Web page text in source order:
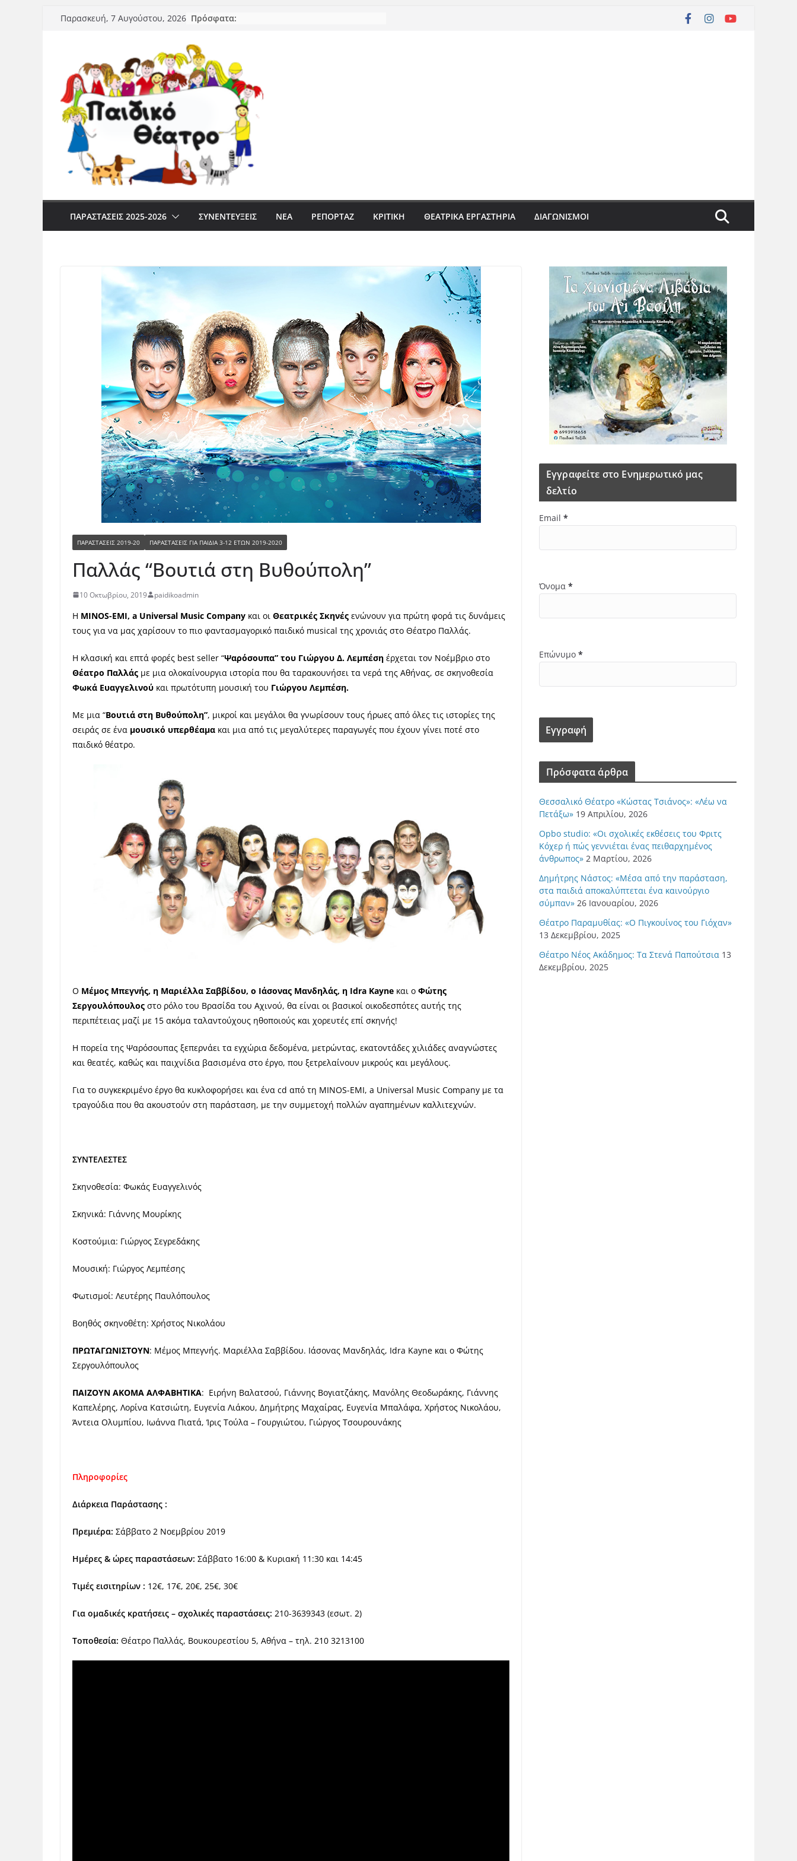
Μετάβαση
Παρασκευή, 7 Αυγούστου, 2026 Πρόσφατα:
ΠΑΡΑΣΤΆΣΕΙΣ 2025-2026 ΣΥΝΕΝΤΕΥΞΕΙΣ ΝΈΑ ΡΕΠΟΡΤΆΖ ΚΡΙΤΙΚΗ ΘΕΑΤΡΙΚΑ ΕΡΓΑΣΤΗΡΙΑ ΔΙΑΓΩΝΙΣΜΟΙ
ΠΑΡΑΣΤΑΣΕΙΣ 2019-20 ΠΑΡΑΣΤΆΣΕΙΣ ΓΙΑ ΠΑΙΔΙΆ 3-12 ΕΤΏΝ 2019-2020
Παλλάς “Βουτιά στη Βυθούπολη”
10 Οκτωβρίου, 2019 paidikoadmin
Η MINOS-EMI, a Universal Music Company και οι Θεατρικές Σκηνές ενώνουν για πρώτη φορά τις δυνάμεις
τους για να μας χαρίσουν το πιο φαντασμαγορικό παιδικό musical της χρονιάς στο Θέατρο Παλλάς.
Η κλασική και επτά φορές best seller “Ψαρόσουπα” του Γιώργου Δ. Λεμπέση έρχεται τον Νοέμβριο στο
Θέατρο Παλλάς με μια ολοκαίνουργια ιστορία που θα ταρακουνήσει τα νερά της Αθήνας, σε σκηνοθεσία
Φωκά Ευαγγελινού και πρωτότυπη μουσική του Γιώργου Λεμπέση.
Με μια “Βουτιά στη Βυθούπολη”, μικροί και μεγάλοι θα γνωρίσουν τους ήρωες από όλες τις ιστορίες της
σειράς σε ένα μουσικό υπερθέαμα και μια από τις μεγαλύτερες παραγωγές που έχουν γίνει ποτέ στο
παιδικό θέατρο.
Ο Μέμος Μπεγνής, η Μαριέλλα Σαββίδου, ο Ιάσονας Μανδηλάς, η Idra Kayne και ο Φώτης
Σεργουλόπουλος στο ρόλο του Βρασίδα του Αχινού, θα είναι οι βασικοί οικοδεσπότες αυτής της
περιπέτειας μαζί με 15 ακόμα ταλαντούχους ηθοποιούς και χορευτές επί σκηνής!
Η πορεία της Ψαρόσουπας ξεπερνάει τα εγχώρια δεδομένα, μετρώντας, εκατοντάδες χιλιάδες αναγνώστες
και θεατές, καθώς και παιχνίδια βασισμένα στο έργο, που ξετρελαίνουν μικρούς και μεγάλους.
Για το συγκεκριμένο έργο θα κυκλοφορήσει και ένα cd από τη MINOS-EMI, a Universal Music Company με τα
τραγούδια που θα ακουστούν στη παράσταση, με την συμμετοχή πολλών αγαπημένων καλλιτεχνών.
ΣΥΝΤΕΛΕΣΤΕΣ
Σκηνοθεσία: Φωκάς Ευαγγελινός
Σκηνικά: Γιάννης Μουρίκης
Κοστούμια: Γιώργος Σεγρεδάκης
Μουσική: Γιώργος Λεμπέσης
Φωτισμοί: Λευτέρης Παυλόπουλος
Βοηθός σκηνοθέτη: Χρήστος Νικολάου
ΠΡΩΤΑΓΩΝΙΣΤΟΥΝ: Μέμος Μπεγνής. Μαριέλλα Σαββίδου. Ιάσονας Μανδηλάς, Idra Kayne και ο Φώτης
Σεργουλόπουλος
ΠΑΙΖΟΥΝ ΑΚΟΜΑ ΑΛΦΑΒΗΤΙΚΑ: Ειρήνη Βαλατσού, Γιάννης Βογιατζάκης, Μανόλης Θεοδωράκης, Γιάννης
Καπελέρης, Λορίνα Κατσιώτη, Ευγενία Λιάκου, Δημήτρης Μαχαίρας, Ευγενία Μπαλάφα, Χρήστος Νικολάου,
Άντεια Ολυμπίου, Ιωάννα Πιατά, Ίρις Τούλα – Γουργιώτου, Γιώργος Τσουρουνάκης
Πληροφορίες
Διάρκεια Παράστασης :
Πρεμιέρα: Σάββατο 2 Νοεμβρίου 2019
Ημέρες & ώρες παραστάσεων: Σάββατο 16:00 & Κυριακή 11:30 και 14:45
Τιμές εισιτηρίων : 12€, 17€, 20€, 25€, 30€
Για ομαδικές κρατήσεις – σχολικές παραστάσεις: 210-3639343 (εσωτ. 2)
Τοποθεσία: Θέατρο Παλλάς, Βουκουρεστίου 5, Αθήνα – τηλ. 210 3213100
Εγγραφείτε στο Ενημερωτικό μας
δελτίο
Email *
Όνομα *
Επώνυμο *
Πρόσφατα άρθρα
Θεσσαλικό Θέατρο «Κώστας Τσιάνος»: «Λέω να
Πετάξω» 19 Απριλίου, 2026
Opbo studio: «Οι σχολικές εκθέσεις του Φριτς
Κόχερ ή πώς γεννιέται ένας πειθαρχημένος
άνθρωπος» 2 Μαρτίου, 2026
Δημήτρης Νάστος: «Μέσα από την παράσταση,
στα παιδιά αποκαλύπτεται ένα καινούργιο
σύμπαν» 26 Ιανουαρίου, 2026
Θέατρο Παραμυθίας: «Ο Πιγκουίνος του Γιόχαν»
13 Δεκεμβρίου, 2025
Θέατρο Νέος Ακάδημος: Τα Στενά Παπούτσια 13
Δεκεμβρίου, 2025